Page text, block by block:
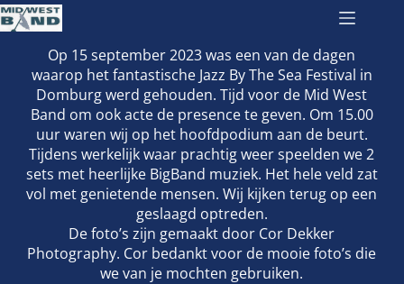
Op 15 september 2023 was een van de dagen
waarop het fantastische Jazz By The Sea Festival in
Domburg werd gehouden. Tijd voor de Mid West
Band om ook acte de presence te geven. Om 15.00
uur waren wij op het hoofdpodium aan de beurt.
Tijdens werkelijk waar prachtig weer speelden we 2
sets met heerlijke BigBand muziek. Het hele veld zat
vol met genietende mensen. Wij kijken terug op een
geslaagd optreden.
De foto’s zijn gemaakt door Cor Dekker
Photography. Cor bedankt voor de mooie foto’s die
we van je mochten gebruiken.